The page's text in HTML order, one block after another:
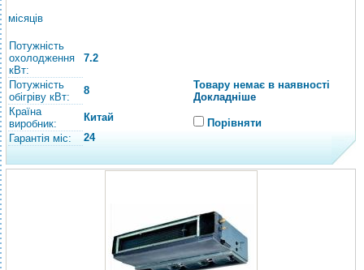
місяців
Потужність
охолодження
кВт:
7.2
Потужність
обігріву кВт:
8
Країна
виробник:
Китай
Гарантія міс:
24
Товару немає в наявності
Докладніше
Порівняти